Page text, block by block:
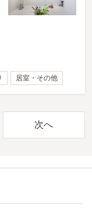
居室・その他
次へ